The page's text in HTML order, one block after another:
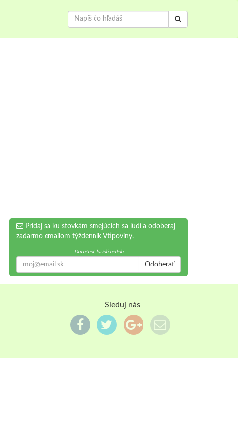
Pridaj sa ku stovkám smejúcich sa ľudí a odoberaj
zadarmo emailom týždenník Vtipoviny.
Doručené každú nedeľu
Odoberať
Sleduj nás